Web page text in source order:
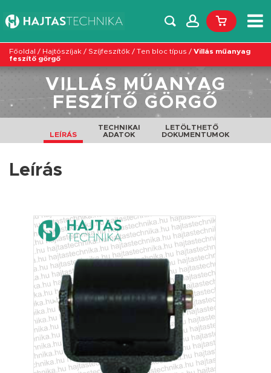
Főoldal / Hajtószíjak / Szíjfeszítők / Ten bloc típus / Villás műanyag
feszítő görgő
VILLÁS MŰANYAG
FESZÍTŐ GÖRGŐ
LEÍRÁS
TECHNIKAI
ADATOK
LETÖLTHETŐ
DOKUMENTUMOK
Leírás